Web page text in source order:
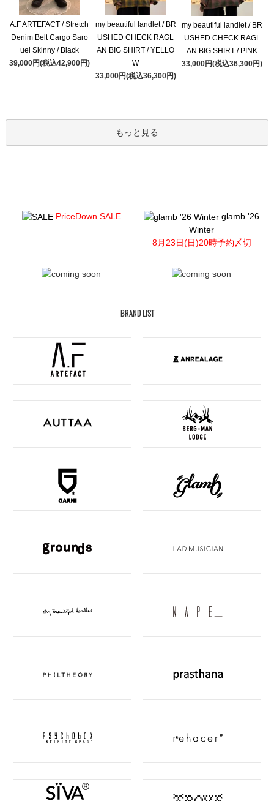
A.F ARTEFACT / Stretch
Denim Belt Cargo Saro
uel Skinny / Black
39,000円(税込42,900円)
my beautiful landlet / BR
USHED CHECK RAGL
AN BIG SHIRT / YELLO
W
33,000円(税込36,300円)
my beautiful landlet / BR
USHED CHECK RAGL
AN BIG SHIRT / PINK
33,000円(税込36,300円)
もっと見る
PriceDown SALE
glamb '26
Winter
8月23日(日)20時予約〆切
BRAND LIST